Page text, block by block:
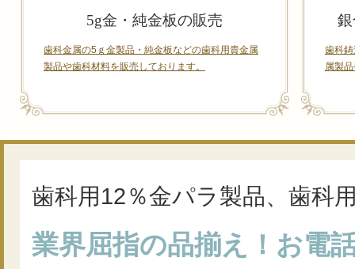
5g金・純金板の販売
歯科金属の5ｇ金製品・純金板などの歯科用貴金属
製品や歯科材料を販売しております。
歯科
属製
歯科用12％金パラ製品、歯科
業界屈指の品揃え！お電